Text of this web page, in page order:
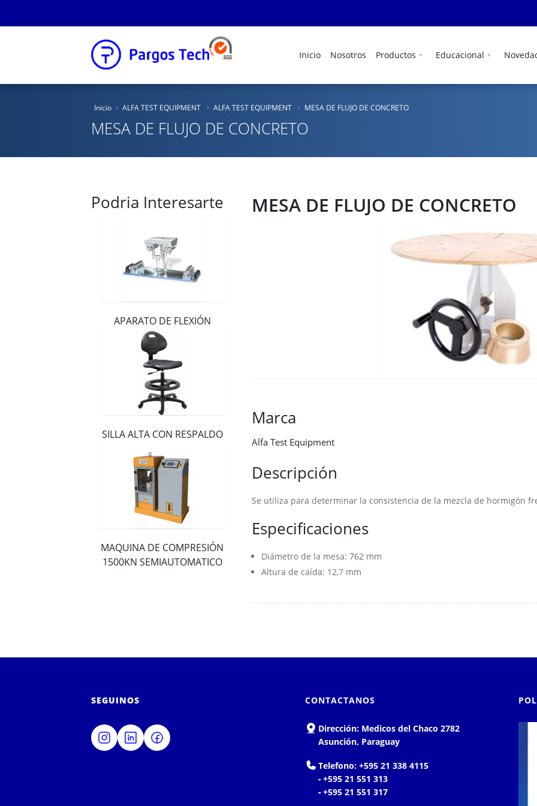
Inicio Nosotros Productos Educacional
Nosotros
Novedades
Distribuidores
Inicio ALFA TEST EQUIPMENT ALFA TEST EQUIPMENT MESA DE FLUJO DE CONCRETO
MESA DE FLUJO DE CONCRETO
Podria Interesarte
APARATO DE FLEXIÓN
SILLA ALTA CON RESPALDO
MAQUINA DE COMPRESIÓN
1500KN SEMIAUTOMATICO
MESA DE FLUJO DE CONCRETO
Marca
Alfa Test Equipment
Descripción
Se utiliza para determinar la consistencia de la mezcla de hormigón
Especificaciones
Diámetro de la mesa: 762 mm
Altura de caída: 12,7 mm
SEGUINOS CONTACTANOS
Dirección: Medicos del Chaco 2782
Asunción, Paraguay
Telefono: +595 21 338 4115
-+595 21 551 313
-+595 21 551 317